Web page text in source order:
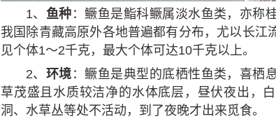
1、 鱼种 ：鳜鱼是鮨科鳜属淡水鱼类，亦称
我国除青藏高原外各地普遍都有分布，尤以长江
见个体1～2千克，最大个体可达10千克以上。
2、 环境 ：鳜鱼是典型的底栖性鱼类，喜栖
草茂盛且水质较洁净的水体底层，昼伏夜出，
洞、水草丛等处不活动，到了夜晚才出来觅食。